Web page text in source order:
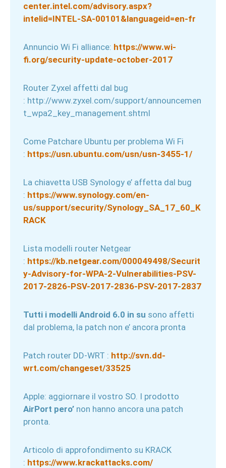
center.intel.com/advisory.aspx?
intelid=INTEL-SA-00101&languageid=en-fr
Annuncio Wi Fi alliance: https://www.wi-
fi.org/security-update-october-2017
Router Zyxel affetti dal bug
: http://www.zyxel.com/support/announcemen
t_wpa2_key_management.shtml
Come Patchare Ubuntu per problema Wi Fi
: https://usn.ubuntu.com/usn/usn-3455-1/
La chiavetta USB Synology e’ affetta dal bug
: https://www.synology.com/en-
us/support/security/Synology_SA_17_60_K
RACK
Lista modelli router Netgear
: https://kb.netgear.com/000049498/Securit
y-Advisory-for-WPA-2-Vulnerabilities-PSV-
2017-2826-PSV-2017-2836-PSV-2017-2837
Tutti i modelli Android 6.0 in su sono affetti
dal problema, la patch non e’ ancora pronta
Patch router DD-WRT : http://svn.dd-
wrt.com/changeset/33525
Apple: aggiornare il vostro SO. I prodotto
AirPort pero’ non hanno ancora una patch
pronta.
Articolo di approfondimento su KRACK
: https://www.krackattacks.com/